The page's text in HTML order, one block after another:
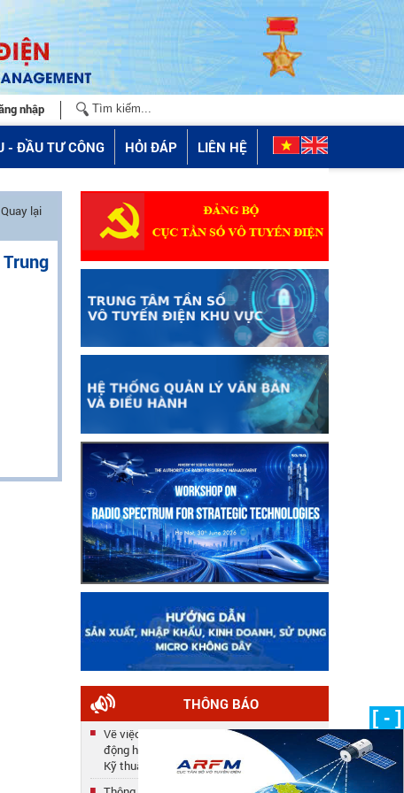
nhập
- ĐẦU TƯ CÔNG HỎI ĐÁP LIÊN HỆ
Quay lại
THÔNG BÁO
Về việc công nhận kết quả tuyển dụng lao
động hợp đồng năm 2025 của Trung tâm
Kỹ thuật
Thông báo số 33/TB-TTKT về việc gia hạn
[ - ]